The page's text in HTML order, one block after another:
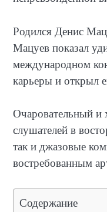
Родился Денис
Мацуев показал
международном
карьеры и открыл
Очаровательный и
слушателей в
так и джазовые
востребованным
Содержание